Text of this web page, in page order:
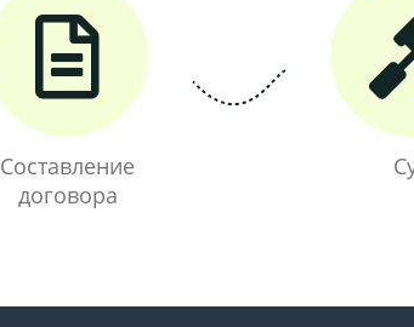
Составление
договора